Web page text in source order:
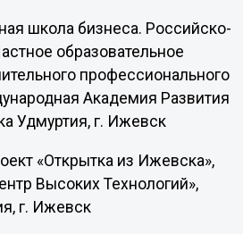
школа бизнеса. Российско-
образовательное
профессионального
Академия Развития
Удмуртия, г. Ижевск
«Открытка из Ижевска»,
Высоких Технологий»,
г. Ижевск